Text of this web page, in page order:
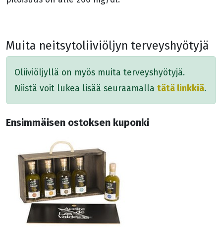
Ensimmäisen ostoksen kuponki
Muita neitsytoliiviöljyn terveyshyötyjä
Oliiviöljyllä on myös muita terveyshyötyjä.
Niistä voit lukea lisää seuraamalla tätä linkkiä.